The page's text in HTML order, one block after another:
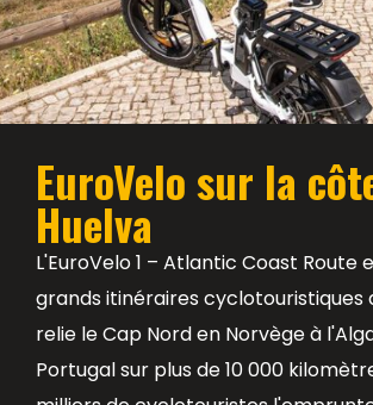
EuroVelo sur la
Huelva
L'EuroVelo 1 – Atlantic Coast Route
grands itinéraires cyclotouristiques
relie le Cap Nord en Norvège à
Portugal sur plus de 10 000